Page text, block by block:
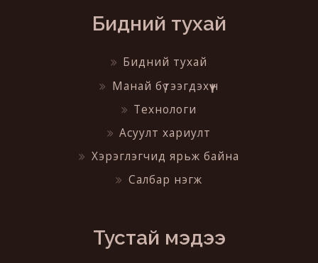
Бидний тухай
Бидний тухай
Манай бүтээгдэхүүн
Технологи
Асуулт хариулт
Хэрэглэгчид ярьж байна
Салбар нэгж
Тустай мэдээ